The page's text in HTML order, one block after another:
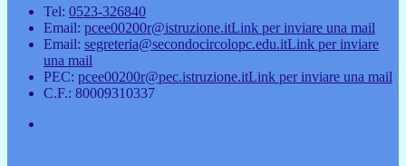
Tel: 0523-326840
Email: pcee00200r@istruzione.itLink per inviare una mail
Email: segreteria@secondocircolopc.edu.itLink per inviare
una mail
PEC: pcee00200r@pec.istruzione.itLink per inviare una mail
C.F.: 80009310337